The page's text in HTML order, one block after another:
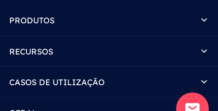
PRODUTOS
RECURSOS
CASOS DE UTILIZAÇÃO